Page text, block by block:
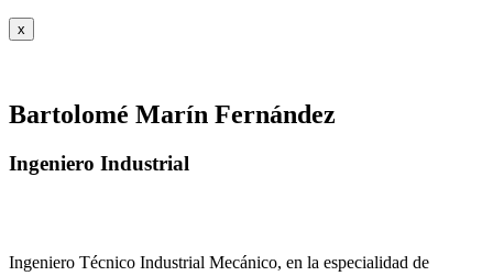
x
Bartolomé Marín Fernández
Ingeniero Industrial
Ingeniero Técnico Industrial Mecánico, en la especialidad de